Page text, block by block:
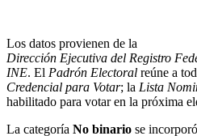
Los datos provienen de la
Dirección Ejecutiva del Registro
INE. El Padrón Electoral reúne a
Credencial para Votar; la Lista
habilitado para votar en la próxima
La categoría No binario se